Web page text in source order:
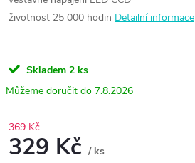
životnost 25 000 hodin Detailní informace
Skladem 2 ks
7.8.2026
369 Kč
329 Kč / ks